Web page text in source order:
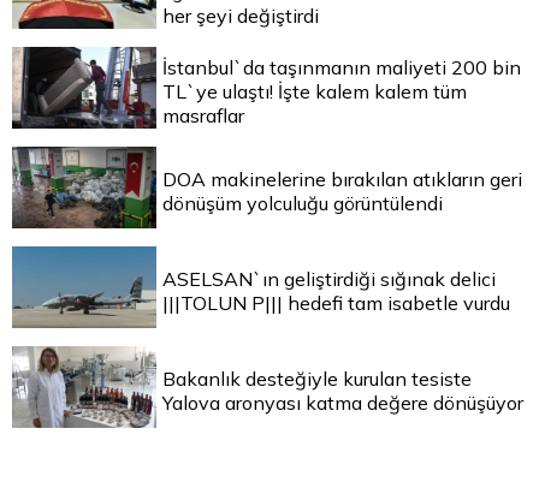
her şeyi değiştirdi
İstanbul`da taşınmanın maliyeti 200 bin
TL`ye ulaştı! İşte kalem kalem tüm
masraflar
DOA makinelerine bırakılan atıkların geri
dönüşüm yolculuğu görüntülendi
ASELSAN`ın geliştirdiği sığınak delici
|||TOLUN P||| hedefi tam isabetle vurdu
Bakanlık desteğiyle kurulan tesiste
Yalova aronyası katma değere dönüşüyor